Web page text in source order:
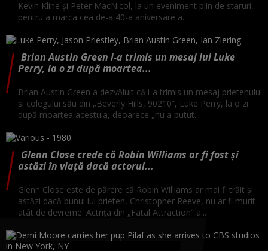
Kevin Kline și Peter MacNicol, la un eveniment plin de staruri,
pentru a marca cea de-a 40-a aniversare a...
Brian Austin Green i-a trimis un mesaj lui Luke
Perry, la o zi după moartea...
Brian Austin Green a dezvăluit că i-a trimis un mesaj prietenului
și colegului său din „Beverly Hills, 90210”, Luke Perry, la o zi
după moartea acestuia, deoarece „nu a putut...
Glenn Close crede că Robin Williams ar fi fost și
astăzi în viață dacă actorul...
Glenn Close este de părere că Robin Williams ar mai fi trăit și
astăzi dacă bunul lui prieten, Christopher Reeve, nu ar fi murit
atât de devreme. Actrița din „Fatal Attraction” a...